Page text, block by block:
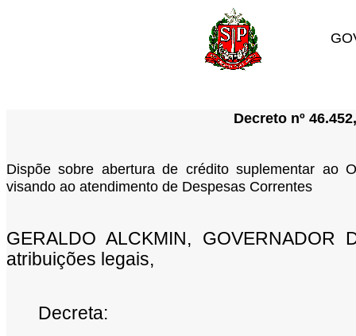
Decreto nº
Dispõe sobre abertura de crédito suplementar ao
visando ao atendimento de Despesas Correntes
GERALDO ALCKMIN,
atribuições legais,
Decreta: